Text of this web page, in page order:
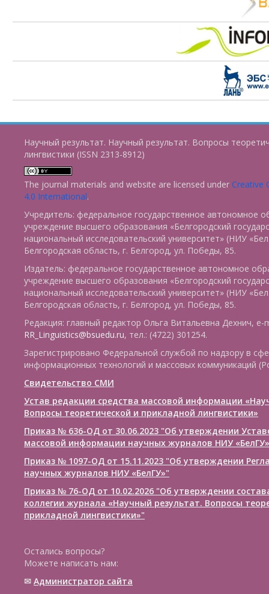
Научный результат. Научный результат. Вопросы
лингвистики (ISSN 2313-8912)
The journal materials and website are licensed under Creative
4.0 International.
Учредитель: федеральное государственное автономное
учреждение высшего образования «Белгородский
национальный исследовательский университет» (НИУ
Белгородская область, г. Белгород, ул. Победы, 85.
Издатель: федеральное государственное автономное
учреждение высшего образования «Белгородский
национальный исследовательский университет» (НИУ
Белгородская область, г. Белгород, ул. Победы, 85.
Редакция: главный редактор Ольга Витальевна Дехнич, e-
RR_Linguistics@bsuedu.ru, тел.: (4722) 301254.
Зарегистрировано Федеральной службой по надзору в
информационных технологий и массовых коммуникаций
Свидетельство СМИ
Устав редакции средства массовой информации
Вопросы теоретической и прикладной лингвистики»
Приказ № 636-ОД от 30.06.2023 "Об утверждении
массовой информации научных журналов НИУ «БелГУ»
Приказ № 1097-ОД от 15.11.2023 "Об утверждении
научных журналов НИУ «БелГУ»"
Приказ № 76-ОД от 10.02.2026 "Об утверждении
коллегии журнала «Научный результат. Вопросы
прикладной лингвистики»"
Остались вопросы?
Можете написать нам:
✉ Администратор сайта